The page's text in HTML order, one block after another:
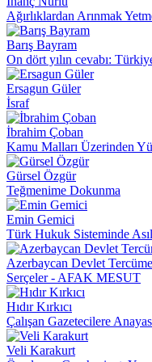
Ağırlıklardan Arınmak
Barış Bayram
On dört yılın cevabı:
Ersagun Güler
İsraf
İbrahim Çoban
Kamu Malları Üzerinden
Gürsel Özgür
Teğmenime Dokunma
Emin Gemici
Türk Hukuk Sisteminde
Azerbaycan Devlet
Serçeler - AFAK MESUT
Hıdır Kırkıcı
Çalışan Gazetecilere
Veli Karakurt